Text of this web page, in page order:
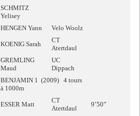
SCHMITZ
Yelisey
HENGEN Yann Velo Woolz
KOENIG Sarah
CT
Atertdaul
GREMLING
Maud
UC
Dippach
BENJAMIN 1 (2009) 4 tours
à 1000m
ESSER Matt
CT
Atertdaul
9’50”